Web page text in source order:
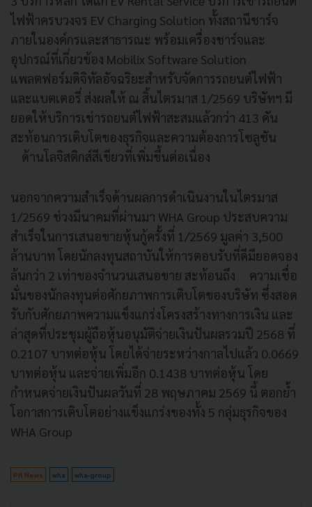
ไฟฟ้าครบวงจร EV Charging Solution ทั้งสถานีชาร์จ
ภายในองค์กรและสาธารณะ พร้อมเครื่องชาร์จและ
อุปกรณ์ที่เกี่ยวข้อง Mobilix Software Solution
แพลตฟอร์มดิจิทัลอัจฉริยะสำหรับจัดการรถยนต์ไฟฟ้า
และแบตเตอรี่ ส่งผลให้ ณ สิ้นไตรมาส 1/2569 บริษัทฯ มี
ยอดให้บริการเช่ารถยนต์ไฟฟ้าสะสมแล้วกว่า 413 คัน
สะท้อนการเติบโตของธุรกิจและความต้องการโซลูชัน
ด้านโลจิสติกส์สีเขียวที่เพิ่มขึ้นต่อเนื่อง
นอกจากความสำเร็จด้านผลการดำเนินงานในไตรมาส
1/2569 ช่วงมีนาคมที่ผ่านมา WHA Group ประสบความ
สำเร็จในการเสนอขายหุ้นกู้ครั้งที่ 1/2569 มูลค่า 3,500
ล้านบาท โดยนักลงทุนสถาบันให้การตอบรับที่ดีมียอดจอง
ล้นกว่า 2 เท่าของจำนวนเสนอขาย สะท้อนถึง ความเชื่อ
มั่นของนักลงทุนต่อศักยภาพการเติบโตของบริษัท ซึ่งสอด
รับกับศักยภาพความแข็งแกร่งโครงสร้างทางการเงิน และ
ล่าสุดที่ประชุมผู้ถือหุ้นอนุมัติจ่ายเงินปันผลรวมปี 2568 ที่
0.2107 บาทต่อหุ้น โดยได้จ่ายระหว่างกาลไปแล้ว 0.0669
บาทต่อหุ้น และจ่ายเพิ่มอีก 0.1438 บาทต่อหุ้น โดย
กำหนดจ่ายเงินปันผลวันที่ 28 พฤษภาคม 2569 นี้ ตอกย้ำ
โอกาสการเติบโตอย่างแข็งแกร่งของทั้ง 5 กลุ่มธุรกิจของ
WHA Group
PR News wha wha-group